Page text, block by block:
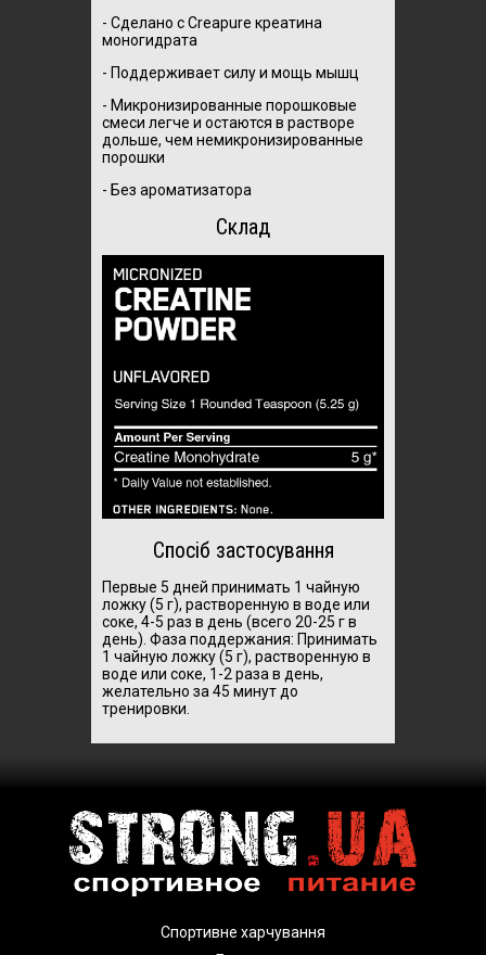
- Сделано с Creapure креатина
моногидрата
- Поддерживает силу и мощь мышц
- Микронизированные порошковые
смеси легче и остаются в растворе
дольше, чем немикронизированные
порошки
- Без ароматизатора
Склад
Спосіб застосування
Первые 5 дней принимать 1 чайную
ложку (5 г), растворенную в воде или
соке, 4-5 раз в день (всего 20-25 г в
день). Фаза поддержания: Принимать
1 чайную ложку (5 г), растворенную в
воде или соке, 1-2 раза в день,
желательно за 45 минут до
тренировки.
Спортивне харчування